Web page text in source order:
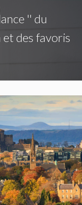
'' du
des favoris